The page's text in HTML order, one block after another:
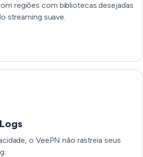
regiões com bibliotecas desejadas
streaming suave.
o VeePN não rastreia seus